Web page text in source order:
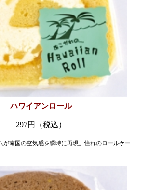
メ
ハワイアンロール
297円（税込）
が南国の空気感を瞬時に再現。憧れのロールケー